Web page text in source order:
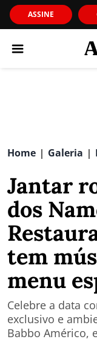
ASSINE
Home | Galeria |
Jantar
dos
tem
menu
Celebre a data
exclusivo e
Babbo Américo,